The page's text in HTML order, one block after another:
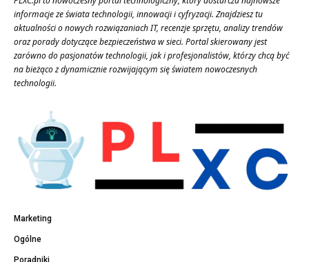
informacje ze świata technologii, innowacji i cyfryzacji. Znajdziesz tu
aktualności o nowych rozwiązaniach IT, recenzje sprzętu, analizy trendów
oraz porady dotyczące bezpieczeństwa w sieci. Portal skierowany jest
zarówno do pasjonatów technologii, jak i profesjonalistów, którzy chcą być
na bieżąco z dynamicznie rozwijającym się światem nowoczesnych
technologii.
Marketing
Ogólne